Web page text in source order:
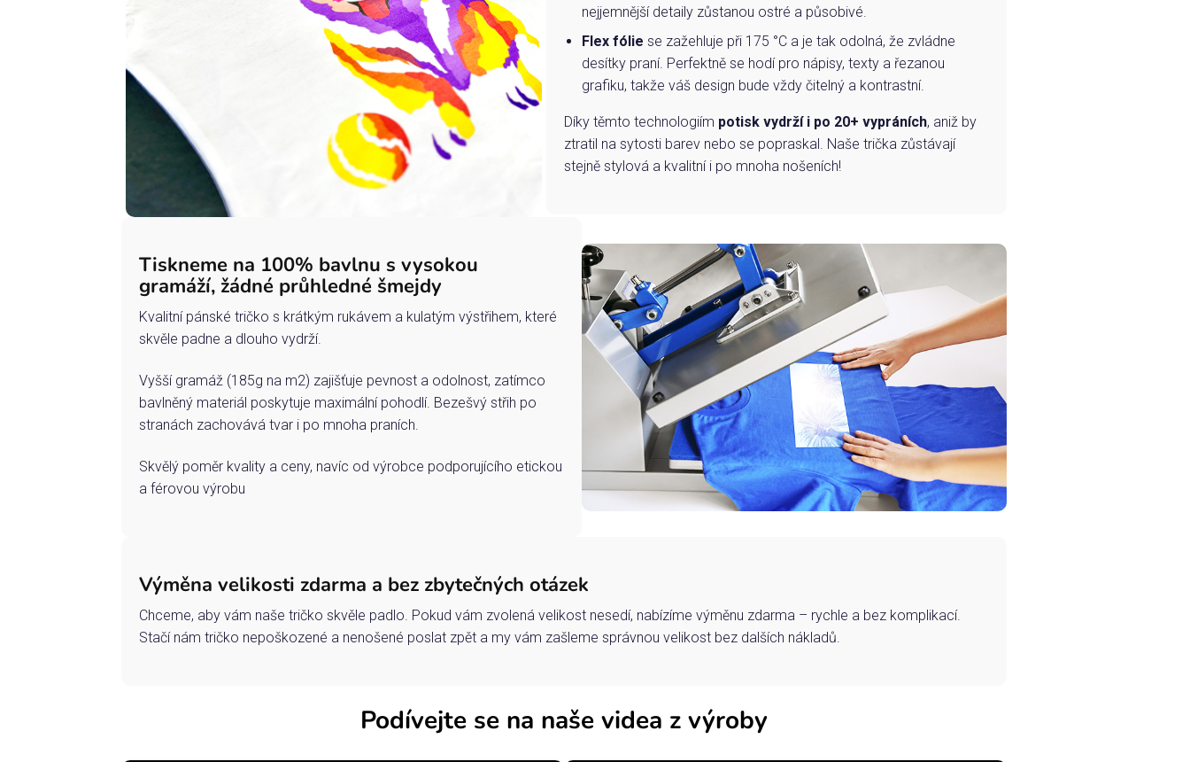
nejjemnější detaily zůstanou ostré a působivé.
Flex fólie se zažehluje při 175 °C a je tak odolná, že zvládne
desítky praní. Perfektně se hodí pro nápisy, texty a řezanou
grafiku, takže váš design bude vždy čitelný a kontrastní.
Díky těmto technologiím potisk vydrží i po 20+ vypráních, aniž by
ztratil na sytosti barev nebo se popraskal. Naše trička zůstávají
stejně stylová a kvalitní i po mnoha nošeních!
Tiskneme na 100% bavlnu s vysokou
gramáží, žádné průhledné šmejdy
Kvalitní pánské tričko s krátkým rukávem a kulatým výstřihem, které
skvěle padne a dlouho vydrží.
Vyšší gramáž (185g na m2) zajišťuje pevnost a odolnost, zatímco
bavlněný materiál poskytuje maximální pohodlí. Bezešvý střih po
stranách zachovává tvar i po mnoha praních.
Skvělý poměr kvality a ceny, navíc od výrobce podporujícího etickou
a férovou výrobu
Výměna velikosti zdarma a bez zbytečných otázek
Chceme, aby vám naše tričko skvěle padlo. Pokud vám zvolená velikost nesedí, nabízíme výměnu zdarma – rychle a bez komplikací.
Stačí nám tričko nepoškozené a nenošené poslat zpět a my vám zašleme správnou velikost bez dalších nákladů.
Podívejte se na naše videa z výroby